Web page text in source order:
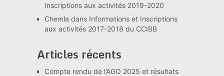
Inscriptions aux activités 2019-2020
Chemla dans Informations et Inscriptions
aux activités 2017-2018 du CCIBB
Articles récents
Compte rendu de l’AGO 2025 et résultats